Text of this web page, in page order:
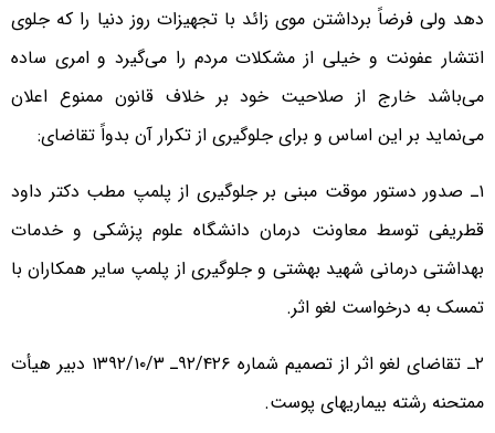
دهد ولی فرضاً برداشتن موی زائد با تجهیزات روز دنیا را که جلوی
انتشار عفونت و خیلی از مشکلات مردم را می‌گیرد و امری ساده
می‌باشد خارج از صلاحیت خود بر خلاف قانون ممنوع اعلان
می‌نماید بر این اساس و برای جلوگیری از تکرار آن بدواً تقاضای:
۱ـ صدور دستور موقت مبنی بر جلوگیری از پلمپ مطب دکتر داود
قطریفی توسط معاونت درمان دانشگاه علوم پزشکی و خدمات
بهداشتی درمانی شهید بهشتی و جلوگیری از پلمپ سایر همکاران با
تمسک به درخواست لغو اثر.
۲ـ تقاضای لغو اثر از تصمیم شماره ۹۲/۴۲۶ـ ۱۳۹۲/۱۰/۳ دبیر هیأت
ممتحنه رشته بیماریهای پوست.